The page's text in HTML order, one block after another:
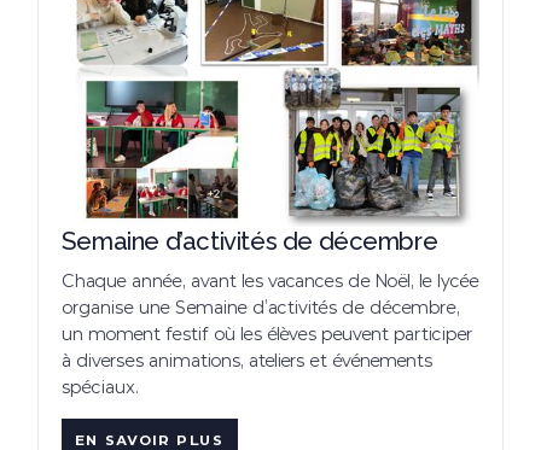
Semaine d’activités de décembre
Chaque année, avant les vacances de Noël, le lycée
organise une Semaine d’activités de décembre,
un moment festif où les élèves peuvent participer
à diverses animations, ateliers et événements
spéciaux.
EN SAVOIR PLUS